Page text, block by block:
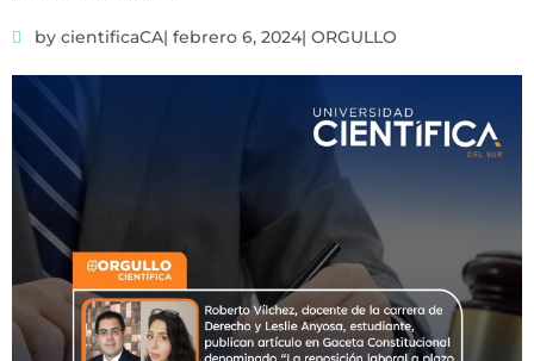
by cientificaCA| febrero 6, 2024| ORGULLO